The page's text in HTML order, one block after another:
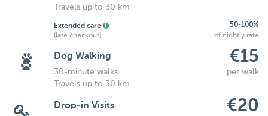
Travels up to 30 km
Extended care
50-100%
(late checkout)
of nightly rate
Dog Walking €15
30-minute walks
per walk
Travels up to 30 km
Drop-in Visits €20